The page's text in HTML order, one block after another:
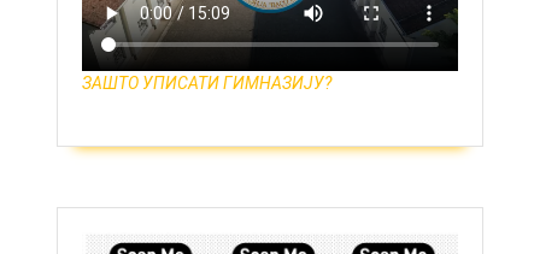
ЗАШТО УПИСАТИ ГИМНАЗИЈУ?